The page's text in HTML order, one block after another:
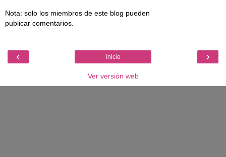
Nota: solo los miembros de este blog pueden
publicar comentarios.
‹ ›
Inicio
Ver versión web